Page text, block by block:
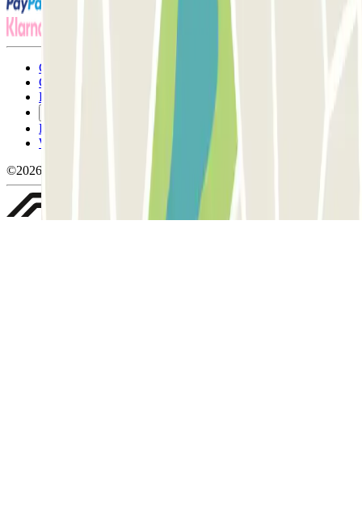
Conditions générales d'utilisation et contrat
Conditions d'annulation
Politique relative aux cookies
Politique de confidentialité
Whistleblowing
©2026 Parclick. Tous droits réservés